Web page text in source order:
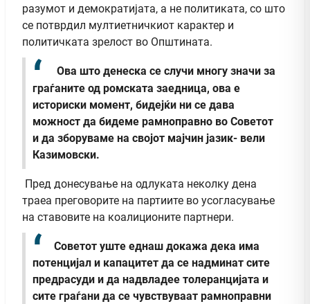
разумот и демократијата, а не политиката, со што
се потврдил мултиетничкиот карактер и
политичката зрелост во Општината.
Ова што денеска се случи многу значи за
граѓаните од ромската заедница, ова е
историски момент, бидејќи ни се дава
можност да бидеме рамноправно во Советот
и да зборуваме на својот мајчин јазик- вели
Казимовски.
Пред донесување на одлуката неколку дена
траеа преговорите на партиите во усогласување
на ставовите на коалиционите партнери.
Советот уште еднаш докажа дека има
потенцијал и капацитет да се надминат сите
предрасуди и да надвладее толеранцијата и
сите граѓани да се чувствуваат рамноправни